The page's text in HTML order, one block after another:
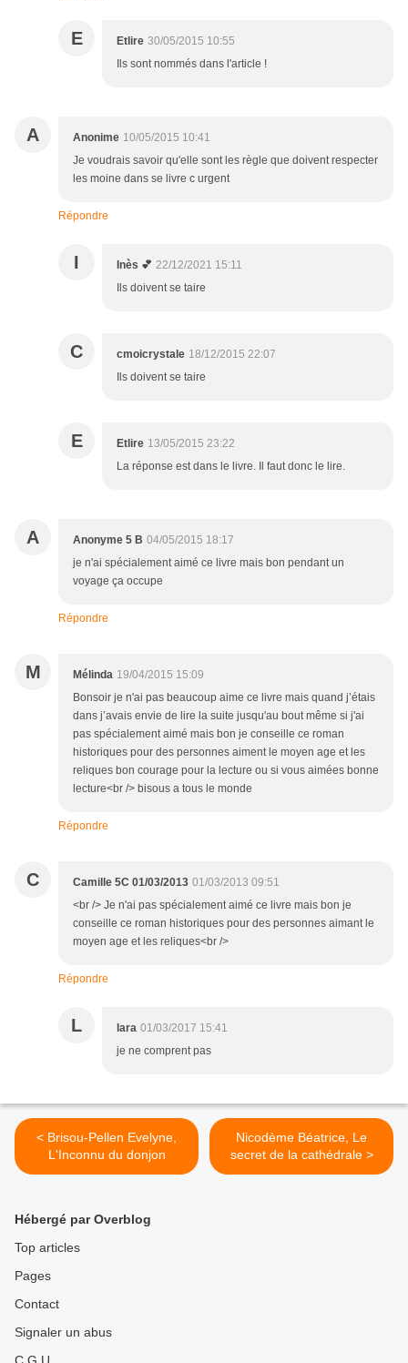
E Etlire 30/05/2015 10:55
Ils sont nommés dans l'article !
A Anonime 10/05/2015 10:41
Je voudrais savoir qu'elle sont les règle que doivent respecter
les moine dans se livre c urgent
Répondre
I Inès 💕 22/12/2021 15:11
Ils doivent se taire
C cmoicrystale 18/12/2015 22:07
Ils doivent se taire
E Etlire 13/05/2015 23:22
La réponse est dans le livre. Il faut donc le lire.
A Anonyme 5 B 04/05/2015 18:17
je n'ai spécialement aimé ce livre mais bon pendant un
voyage ça occupe
Répondre
M Mélinda 19/04/2015 15:09
Bonsoir je n'ai pas beaucoup aime ce livre mais quand j’étais
dans j’avais envie de lire la suite jusqu'au bout même si j'ai
pas spécialement aimé mais bon je conseille ce roman
historiques pour des personnes aiment le moyen age et les
reliques bon courage pour la lecture ou si vous aimées bonne
lecture<br /> bisous a tous le monde
Répondre
C Camille 5C 01/03/2013 01/03/2013 09:51
<br /> Je n'ai pas spécialement aimé ce livre mais bon je
conseille ce roman historiques pour des personnes aimant le
moyen age et les reliques<br />
Répondre
L lara 01/03/2017 15:41
je ne comprent pas
< Brisou-Pellen Evelyne,
L'Inconnu du donjon
Nicodème Béatrice, Le
secret de la cathédrale >
Hébergé par Overblog
Top articles
Pages
Contact
Signaler un abus